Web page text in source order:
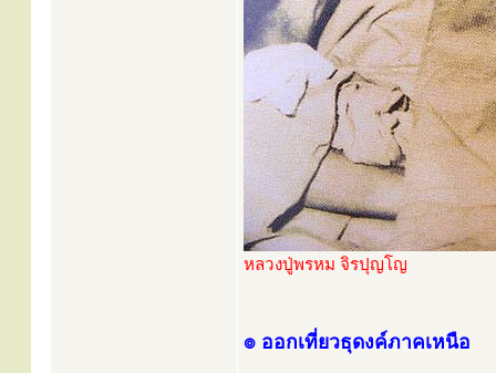
หลวงปู่พรหม จิรปุญโญ
๏ ออกเที่ยวธุดงค์ภาคเหนือ